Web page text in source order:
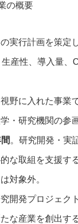
の概要
実行計画を策定
産性、導入量、
野に入れた事業
・研究機関の参
。研究開発・実
な取組を支援す
対象外。
開発プロジェク
な産業を創出す